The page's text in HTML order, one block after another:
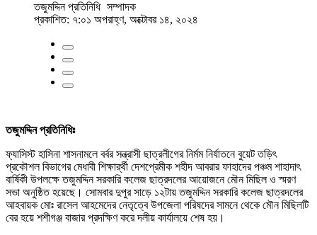
তজুমদ্দিন প্রতিনিধি সম্পাদক
প্রকাশিত: ৭:০১ অপরাহ্ণ, অক্টোবর ১৪, ২০২৪
তজুমদ্দিন প্রতিনিধিঃ
ফ্যাসিস্ট হাসিনা শাসনামলে বর্বর সন্ত্রাসী ছাত্রলীগের নির্মম নির্যাতনে বুয়েট তড়িৎ
প্রকৌশল বিভাগের মেধাবী শিক্ষার্র্থী দেশপ্রেমীক শহীদ আবরার ফাহাদের পঞ্চম শাহাদাৎ
বার্ষিকী উপলক্ষে তজুমদ্দিন সরকারি কলেজ ছাত্রদলের আয়োজনে মৌন মিছিল ও স্মরণ
সভা অনুষ্ঠিত হয়েছে। সোমবার দুপুর সাড়ে ১২টায় তজুমদ্দিন সরকারি কলেজ ছাত্রদলের
আহবায়ক মোঃ রাসেল আহমেদের নেতৃত্বে উপজেলা পরিষদের সামনে থেকে মৌন মিছিলটি
বের হয়ে শশীগঞ্জ বাজার প্রদক্ষিণ করে দলীয় কার্যালয়ে শেষ হয়।